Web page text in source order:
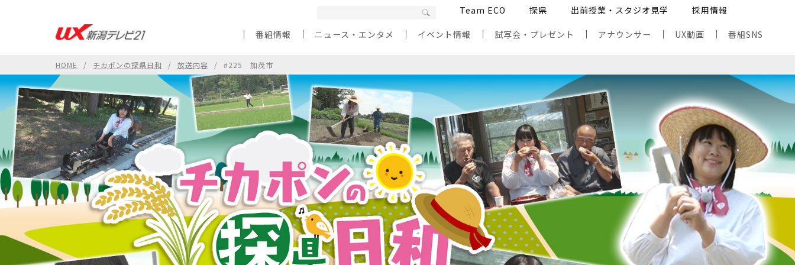
Team ECO 探県 出前授業・スタジオ見学 採用情報
番組情報 ニュース・エンタメ イベント情報 試写会・プレゼント アナウンサー UX動画 番組SNS
HOME チカポンの探県日和 放送内容 #225 加茂市